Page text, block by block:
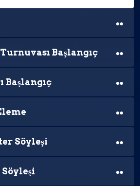
Başlangıç
Başlangıç
Söyleşi
Söyleşi